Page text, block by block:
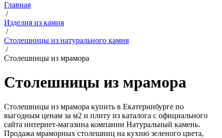
Главная
/
Изделия из камня
/
Столешницы из натурального камня
/
Столешницы из мрамора
Столешницы из мрамора
Столешницы из мрамора купить в Екатеринбурге по
выгодным ценам за м2 и плиту из каталога с официального
сайта интернет-магазина компании Натуральный камень.
Продажа мраморных столешниц на кухню зеленого цвета,